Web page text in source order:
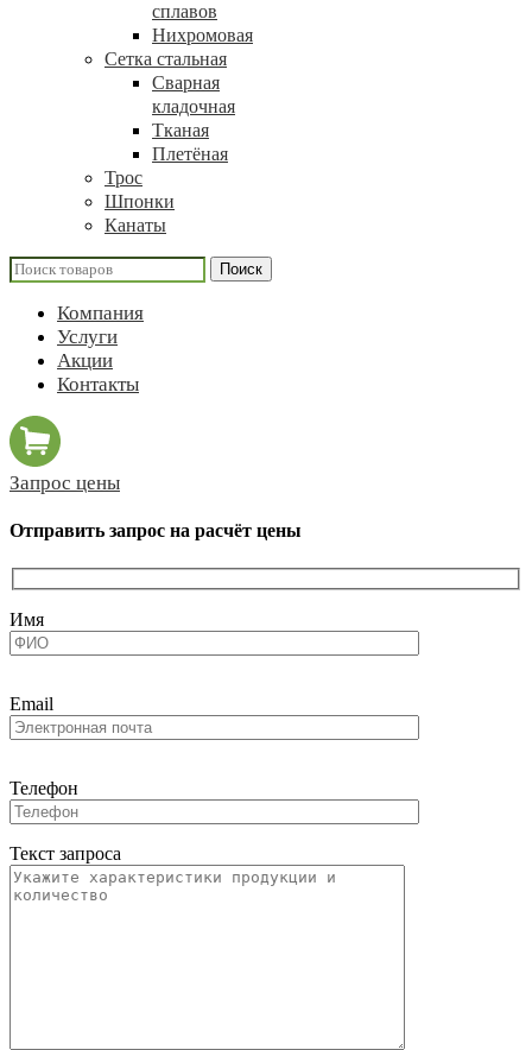
сплавов
Нихромовая
Сетка стальная
Сварная
кладочная
Тканая
Плетёная
Трос
Шпонки
Канаты
Поиск
Компания
Услуги
Акции
Контакты
Запрос цены
Отправить запрос на расчёт цены
Имя
Email
Телефон
Текст запроса